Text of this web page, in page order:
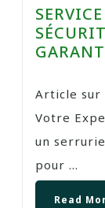
Article sur
Votre
un
pour ...
Read